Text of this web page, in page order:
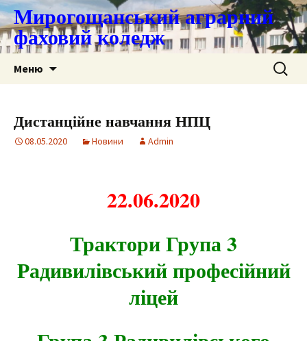
Мирогощанський аграрний
фаховий коледж
Меню Пошук:
Дистанційне навчання НПЦ
08.05.2020 Новини Admin
22.06.2020
Трактори Група 3
Радивилівський професійний
ліцей